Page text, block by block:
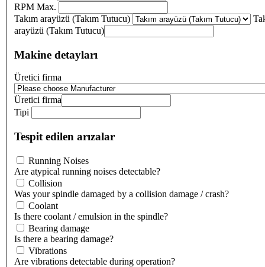
RPM Max.
Takım arayüzü (Takım Tutucu)
arayüzü (Takım Tutucu)
Makine detayları
Üretici firma
Üretici firma
Tipi
Tespit edilen arızalar
Running Noises
Are atypical running noises detectable?
Collision
Was your spindle damaged by a collision damage / crash?
Coolant
Is there coolant / emulsion in the spindle?
Bearing damage
Is there a bearing damage?
Vibrations
Are vibrations detectable during operation?